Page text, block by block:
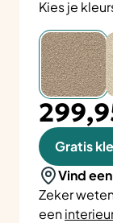
Kies je
Gratis
Vind
Zeker
een